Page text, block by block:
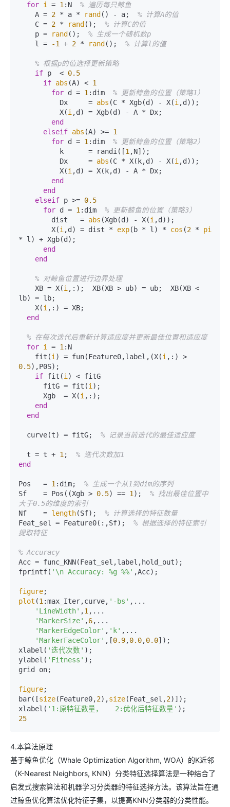
for i = 1 :N % 遍历每只鲸鱼
    A =
2 * a * rand () - a; % 计算A的值
    C =
2 * rand (); % 计算C的值
    p =
rand (); % 生成一个随机数p
    l =
-1 + 2 * rand (); % 计算l的值
% 根据p的值选择更新策略
if p  < 0.5
if abs (A) < 1
for d = 1 :dim
          Dx     =
abs (C * Xgb(d) - X(i ,d));
          X(
i ,d) = Xgb(d) - A * Dx;
end
elseif abs (A) >= 1
for d = 1 :dim
          k      = randi([
1 ,N]);
          Dx     =
abs (C * X(k,d) - X(i ,d));
          X(
i ,d) = X(k,d) - A * Dx;
end
end
elseif p >= 0.5
for d = 1 :dim % 更新鲸鱼的位置（策略3）
        dist   =
abs (Xgb(d) - X(i ,d));
        X(
i ,d) = dist * exp(b * l) * cos (2 * pi
* l) + Xgb(d);
end
end
% 对鲸鱼位置进行边界处理
    XB = X(
i ,:);  XB(XB > ub) = ub;  XB(XB <
lb) = lb;
    X(
i ,:) = XB;
end
% 在每次迭代后重新计算适应度并更新最佳位置和适应度
for i = 1 :N
    fit(
i ) = fun(Feature0,label,(X(i
0.5),P0S);
if fit(i ) < fitG
      fitG = fit(
i );
      Xgb  = X(
i ,:);
end
end
  curve(t) = fitG;
% 记录当前迭代的最佳适应度
  t = t +
1 ; % 迭代次数加1
end
Pos   = 1 :dim; % 生成一个从1到dim的序列
Sf    = Pos((Xgb > 0.5) == 1 ); % 找出最佳位置中
大于0.5的维度的索引
Nf    = length(Sf); % 计算选择的特征数量
Feat_sel = Feature0(:,Sf); % 根据选择的特征索引
提取特征
% Accuracy
Acc = func_KNN(Feat_sel,label,hold_out);
fprintf( '\n Accuracy: %g %%' ,Acc);
figure
plot (1 :max_Iter,curve, '-bs' ,...
'LineWidth' ,1 ,...
'MarkerSize' ,6,...
'MarkerEdgeColor' , 'k' ,...
'MarkerFaceColor' ,[0.9,0.0,0.0]);
xlabel( '迭代次数' );
ylabel( 'Fitness' );
grid on;
figure;
bar([size(Feature0,2),size(Feat_sel,2)]);
xlabel( '1:原特征数量，   2:优化后特征数量'
25
4.本算法原理
基于鲸鱼优化（Whale Optimization Algorithm, WOA）的K近邻
（K-Nearest Neighbors, KNN）分类特征选择算法是一种结合了
启发式搜索算法和机器学习分类器的特征选择方法。该算法旨在通
过鲸鱼优化算法优化特征子集，以提高KNN分类器的分类性能。